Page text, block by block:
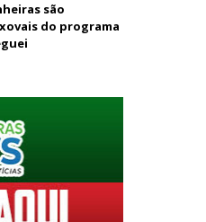
são
do programa